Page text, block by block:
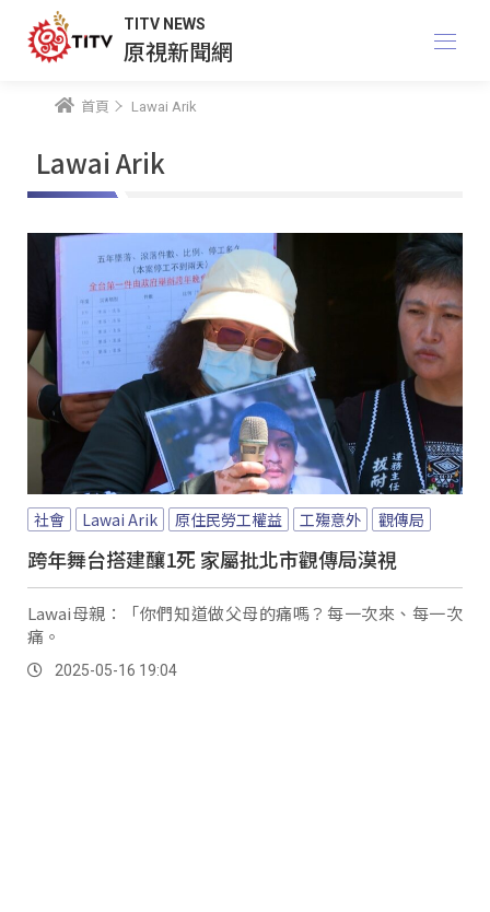
TITV NEWS
原視新聞網
首頁 Lawai Arik
Lawai Arik
社會 Lawai Arik 原住民勞工權益 工殤意外 觀傳局
跨年舞台搭建釀1死 家屬批北市觀傳局漠視
Lawai母親：「你們知道做父母的痛嗎？每一次來、每一次
痛。
2025-05-16 19:04